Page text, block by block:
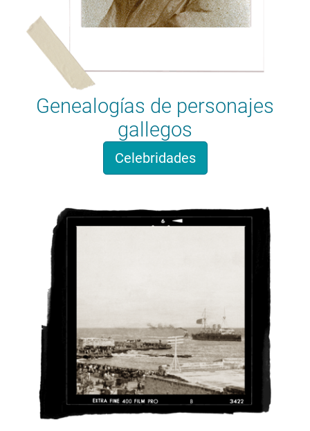
Genealogías de personajes
gallegos
Celebridades